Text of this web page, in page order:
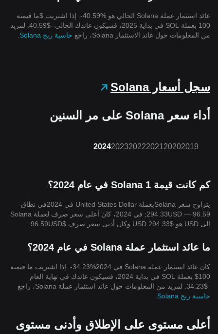
عائد استثمار عملة Solana الحالي هو %40.59-. إذا اشتريت $ما قيمته
100 بعملة SOL في بداية 2025، فسيكون عائدك الحالي -$40.59. لمزيد
من المعلومات حول عائد الاستثمار Solana، راجع
حاسبة ربح Solana
سجل أسعار Solana
أداء سعر Solana على مر السنين
2019
2020
2021
2022
2023
2024
كم كانت قيمة 1 Solana في عام 2024؟
يتراوح سعر Solanaبعملة United States Dollar في 2024في نطاق
96.59 — 294.33USD; في 2024، كان أعلى سعر صرف لعملة Solana
إلى USD هو $294.33 USD وكان أدنى سعر صرف $96.59USD.
ما عائد استثمار عملة Solana في عام 2024؟
كان عائد استثمار عملة Solana في 2024%34.23-: إذا اشتريت ما قيمته
100$ بعملة SOL في بداية 2024، فسيكون عائدك في نهاية العام
-$34.23. لمزيد من المعلومات حول عائد استثمار عملة Solana، راجع
حاسبة ربح Solana
أعلى مستوى على الإطلاق وأدنى مستوى